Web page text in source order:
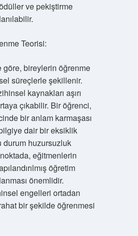
ve pekiştirme
Teorisi:
göre, bireylerin öğrenme
süreçlerle şekillenir.
kaynakları aşırı
çıkabilir. Bir öğrenci,
bir anlam karmaşası
dair bir eksiklik
durum huzursuzluk
eğitmenlerin
öğretim
önemlidir.
engelleri ortadan
bir şekilde öğrenmesi